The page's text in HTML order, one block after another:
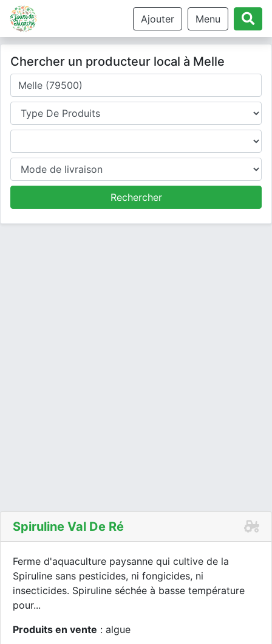
Ajouter Menu
Chercher un producteur local à Melle
Où cherchez-vous un producteur ?
Type de produits
Produits
Mode de livraison
Rechercher
Spiruline Val De Ré
Ferme d'aquaculture paysanne qui cultive de la
Spiruline sans pesticides, ni fongicides, ni
insecticides. Spiruline séchée à basse température
pour...
Produits en vente : algue